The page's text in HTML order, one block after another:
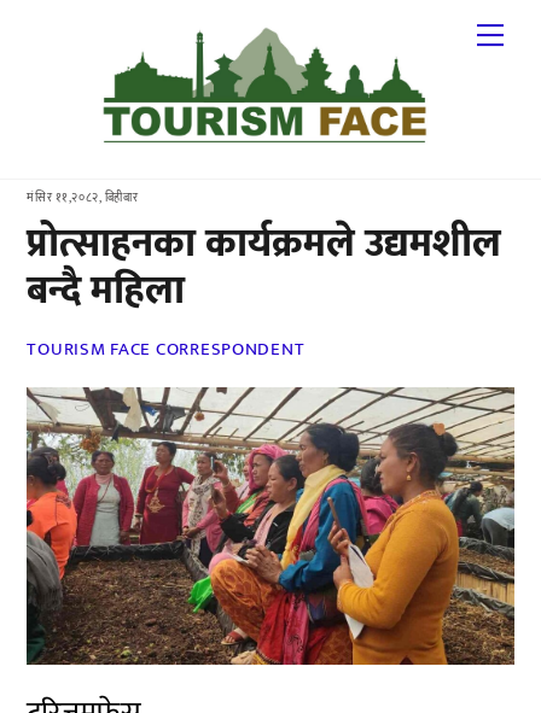
मंसिर ११,२०८२, बिहीबार
प्रोत्साहनका कार्यक्रमले उद्यमशील
बन्दै महिला
TOURISM FACE CORRESPONDENT